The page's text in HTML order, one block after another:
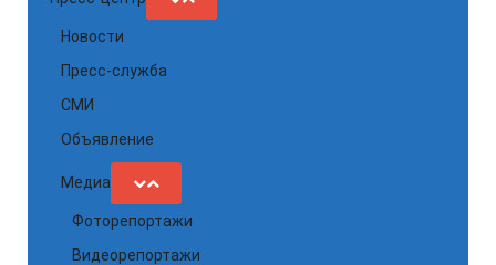
Новости
Пресс-служба
СМИ
Объявление
Медиа
Фоторепортажи
Видеорепортажи